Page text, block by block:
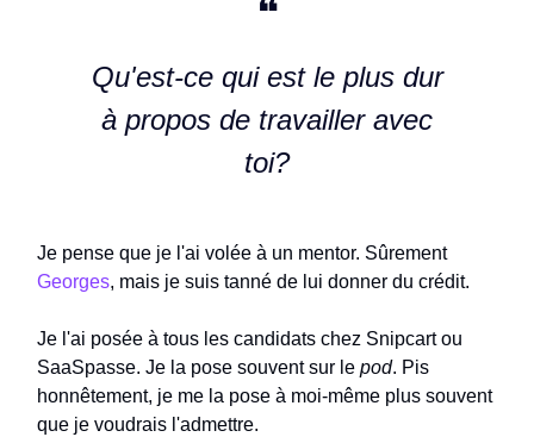
❝
Qu'est-ce qui est le plus dur
à propos de travailler avec
toi?
Je pense que je l'ai volée à un mentor. Sûrement
Georges, mais je suis tanné de lui donner du crédit.
Je l'ai posée à tous les candidats chez Snipcart ou
SaaSpasse. Je la pose souvent sur le pod. Pis
honnêtement, je me la pose à moi-même plus souvent
que je voudrais l'admettre.